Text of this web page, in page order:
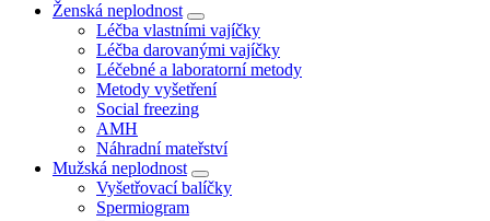
Ženská neplodnost
Léčba vlastními vajíčky
Léčba darovanými vajíčky
Léčebné a laboratorní metody
Metody vyšetření
Social freezing
AMH
Náhradní mateřství
Mužská neplodnost
Vyšetřovací balíčky
Spermiogram